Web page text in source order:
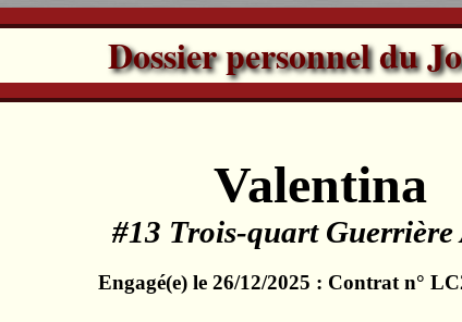
Dossier personnel du
Valentina
#13 Trois-quart Guerrière
Engagé(e) le 26/12/2025 : Contrat n°